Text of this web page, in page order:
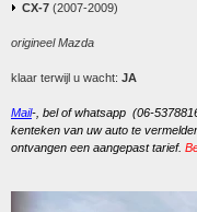
CX-7 (2007-2009)
origineel Mazda
klaar terwijl u wacht: JA
Mail-, bel of whatsapp (06-
kenteken van uw auto te
ontvangen een aangepast tarief.